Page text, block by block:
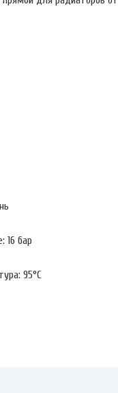
16 бар
95°С